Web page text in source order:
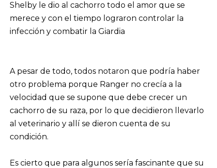
Shelby le dio al cachorro todo el amor que se
merece y con el tiempo lograron controlar la
infección y combatir la Giardia
A pesar de todo, todos notaron que podría haber
otro problema porque Ranger no crecía a la
velocidad que se supone que debe crecer un
cachorro de su raza, por lo que decidieron llevarlo
al veterinario y allí se dieron cuenta de su
condición.
Es cierto que para algunos sería fascinante que su